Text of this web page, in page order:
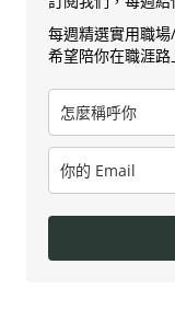
每週精選實用職
希望陪你在職涯